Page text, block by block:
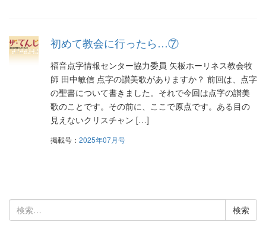
初めて教会に行ったら…⑦
福音点字情報センター協力委員 矢板ホーリネス教会牧
師 田中敏信 点字の讃美歌がありますか？ 前回は、点字
の聖書について書きました。それで今回は点字の讃美
歌のことです。その前に、ここで原点です。ある目の
見えないクリスチャン […]
掲載号： 2025年07月号
検
索: